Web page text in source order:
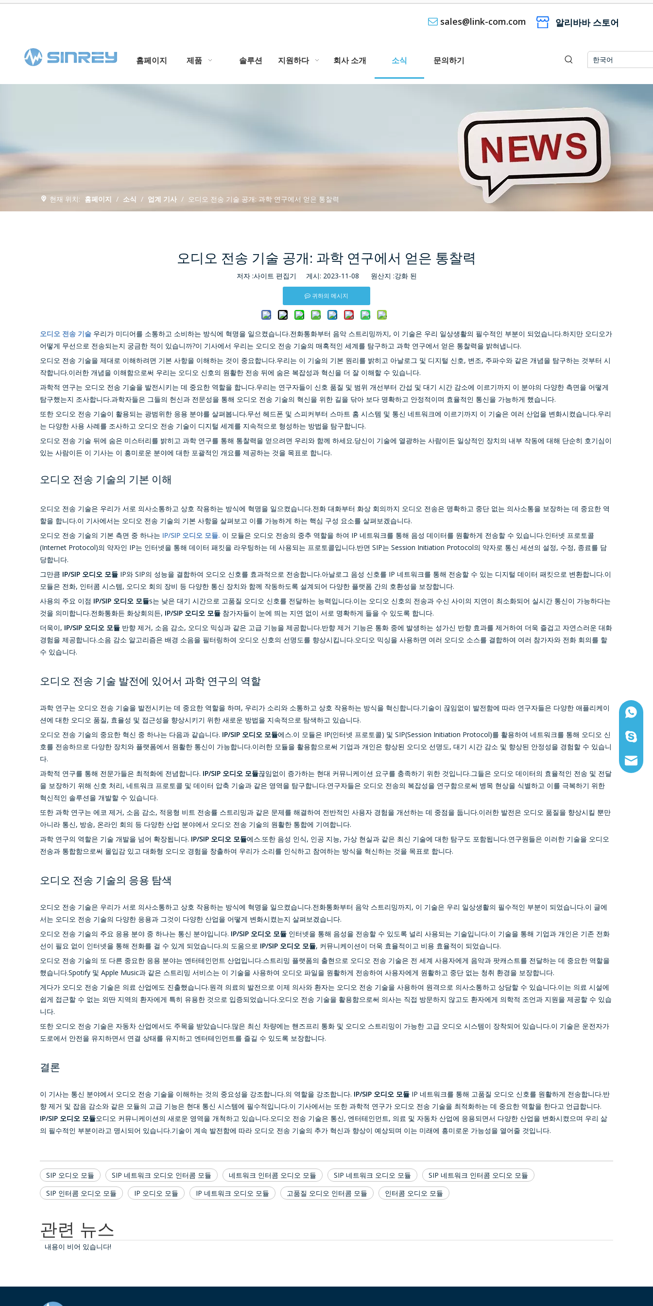
 sales@link-com.com 알리바바 스토어
홈페이지 제품 솔루션 지원하다 회사 소개 소식 문의하기 한국어
현재 위치: 홈페이지 / 소식 / 업계 기사 / 오디오 전송 기술 공개: 과학 연구에서 얻은 통찰력
오디오 전송 기술 공개: 과학 연구에서 얻은 통찰력
저자 :사이트 편집기 게시: 2023-11-08 원산지 :강화 된
귀하의 메시지
오디오 전송 기술 우리가 미디어를 소통하고 소비하는 방식에 혁명을 일으켰습니다.전화통화부터 음악 스트리밍까지, 이 기술은 우리 일상생활의 필수적인 부분이 되었습니다.하지만 오디오가
어떻게 무선으로 전송되는지 궁금한 적이 있습니까?이 기사에서 우리는 오디오 전송 기술의 매혹적인 세계를 탐구하고 과학 연구에서 얻은 통찰력을 밝혀냅니다.
오디오 전송 기술을 제대로 이해하려면 기본 사항을 이해하는 것이 중요합니다.우리는 이 기술의 기본 원리를 밝히고 아날로그 및 디지털 신호, 변조, 주파수와 같은 개념을 탐구하는 것부터 시
작합니다.이러한 개념을 이해함으로써 우리는 오디오 신호의 원활한 전송 뒤에 숨은 복잡성과 혁신을 더 잘 이해할 수 있습니다.
과학적 연구는 오디오 전송 기술을 발전시키는 데 중요한 역할을 합니다.우리는 연구자들이 신호 품질 및 범위 개선부터 간섭 및 대기 시간 감소에 이르기까지 이 분야의 다양한 측면을 어떻게
탐구했는지 조사합니다.과학자들은 그들의 헌신과 전문성을 통해 오디오 전송 기술의 혁신을 위한 길을 닦아 보다 명확하고 안정적이며 효율적인 통신을 가능하게 했습니다.
또한 오디오 전송 기술이 활용되는 광범위한 응용 분야를 살펴봅니다.무선 헤드폰 및 스피커부터 스마트 홈 시스템 및 통신 네트워크에 이르기까지 이 기술은 여러 산업을 변화시켰습니다.우리
는 다양한 사용 사례를 조사하고 오디오 전송 기술이 디지털 세계를 지속적으로 형성하는 방법을 탐구합니다.
오디오 전송 기술 뒤에 숨은 미스터리를 밝히고 과학 연구를 통해 통찰력을 얻으려면 우리와 함께 하세요.당신이 기술에 열광하는 사람이든 일상적인 장치의 내부 작동에 대해 단순히 호기심이
있는 사람이든 이 기사는 이 흥미로운 분야에 대한 포괄적인 개요를 제공하는 것을 목표로 합니다.
오디오 전송 기술의 기본 이해
오디오 전송 기술은 우리가 서로 의사소통하고 상호 작용하는 방식에 혁명을 일으켰습니다.전화 대화부터 화상 ​​회의까지 오디오 전송은 명확하고 중단 없는 의사소통을 보장하는 데 중요한 역
할을 합니다.이 기사에서는 오디오 전송 기술의 기본 사항을 살펴보고 이를 가능하게 하는 핵심 구성 요소를 살펴보겠습니다.
오디오 전송 기술의 기본 측면 중 하나는 IP/SIP 오디오 모듈. 이 모듈은 오디오 전송의 중추 역할을 하여 IP 네트워크를 통해 음성 데이터를 원활하게 전송할 수 있습니다.인터넷 프로토콜
(Internet Protocol)의 약자인 IP는 인터넷을 통해 데이터 패킷을 라우팅하는 데 사용되는 프로토콜입니다.반면 SIP는 Session Initiation Protocol의 약자로 통신 세션의 설정, 수정, 종료를 담
당합니다.
그만큼 IP/SIP 오디오 모듈 IP와 SIP의 성능을 결합하여 오디오 신호를 효과적으로 전송합니다.아날로그 음성 신호를 IP 네트워크를 통해 전송할 수 있는 디지털 데이터 패킷으로 변환합니다.이
모듈은 전화, 인터콤 시스템, 오디오 회의 장비 등 다양한 통신 장치와 함께 작동하도록 설계되어 다양한 플랫폼 간의 호환성을 보장합니다.
사용의 주요 이점 IP/SIP 오디오 모듈s는 낮은 대기 시간으로 고품질 오디오 신호를 전달하는 능력입니다.이는 오디오 신호의 전송과 수신 사이의 지연이 최소화되어 실시간 통신이 가능하다는
것을 의미합니다.전화통화든 화상회의든, IP/SIP 오디오 모듈 참가자들이 눈에 띄는 지연 없이 서로 명확하게 들을 수 있도록 합니다.
더욱이, IP/SIP 오디오 모듈 반향 제거, 소음 감소, 오디오 믹싱과 같은 고급 기능을 제공합니다.반향 제거 기능은 통화 중에 발생하는 성가신 반향 효과를 제거하여 더욱 즐겁고 자연스러운 대화
경험을 제공합니다.소음 감소 알고리즘은 배경 소음을 필터링하여 오디오 신호의 선명도를 향상시킵니다.오디오 믹싱을 사용하면 여러 오디오 소스를 결합하여 여러 참가자와 전화 회의를 할
수 있습니다.
오디오 전송 기술 발전에 있어서 과학 연구의 역할
과학 연구는 오디오 전송 기술을 발전시키는 데 중요한 역할을 하며, 우리가 소리와 소통하고 상호 작용하는 방식을 혁신합니다.기술이 끊임없이 발전함에 따라 연구자들은 다양한 애플리케이
션에 대한 오디오 품질, 효율성 및 접근성을 향상시키기 위한 새로운 방법을 지속적으로 탐색하고 있습니다.
오디오 전송 기술의 중요한 혁신 중 하나는 다음과 같습니다. IP/SIP 오디오 모듈에스.이 모듈은 IP(인터넷 프로토콜) 및 SIP(Session Initiation Protocol)를 활용하여 네트워크를 통해 오디오 신
호를 전송하므로 다양한 장치와 플랫폼에서 원활한 통신이 가능합니다.이러한 모듈을 활용함으로써 기업과 개인은 향상된 오디오 선명도, 대기 시간 감소 및 향상된 안정성을 경험할 수 있습니
다.
과학적 연구를 통해 전문가들은 최적화에 전념합니다. IP/SIP 오디오 모듈끊임없이 증가하는 현대 커뮤니케이션 요구를 충족하기 위한 것입니다.그들은 오디오 데이터의 효율적인 전송 및 전달
을 보장하기 위해 신호 처리, 네트워크 프로토콜 및 데이터 압축 기술과 같은 영역을 탐구합니다.연구자들은 오디오 전송의 복잡성을 연구함으로써 병목 현상을 식별하고 이를 극복하기 위한
혁신적인 솔루션을 개발할 수 있습니다.
또한 과학 연구는 에코 제거, 소음 감소, 적응형 비트 전송률 스트리밍과 같은 문제를 해결하여 전반적인 사용자 경험을 개선하는 데 중점을 둡니다.이러한 발전은 오디오 품질을 향상시킬 뿐만
아니라 통신, 방송, 온라인 회의 등 다양한 산업 분야에서 오디오 전송 기술의 원활한 통합에 기여합니다.
과학 연구의 역할은 기술 개발을 넘어 확장됩니다. IP/SIP 오디오 모듈에스.또한 음성 인식, 인공 지능, 가상 현실과 같은 최신 기술에 대한 탐구도 포함됩니다.연구원들은 이러한 기술을 오디오
전송과 통합함으로써 몰입감 있고 대화형 오디오 경험을 창출하여 우리가 소리를 인식하고 참여하는 방식을 혁신하는 것을 목표로 합니다.
오디오 전송 기술의 응용 탐색
오디오 전송 기술은 우리가 서로 의사소통하고 상호 작용하는 방식에 혁명을 일으켰습니다.전화통화부터 음악 스트리밍까지, 이 기술은 우리 일상생활의 필수적인 부분이 되었습니다.이 글에
서는 오디오 전송 기술의 다양한 응용과 그것이 다양한 산업을 어떻게 변화시켰는지 살펴보겠습니다.
오디오 전송 기술의 주요 응용 분야 중 하나는 통신 분야입니다. IP/SIP 오디오 모듈 인터넷을 통해 음성을 전송할 수 있도록 널리 사용되는 기술입니다.이 기술을 통해 기업과 개인은 기존 전화
선이 필요 없이 인터넷을 통해 전화를 걸 수 있게 되었습니다.의 도움으로 IP/SIP 오디오 모듈, 커뮤니케이션이 더욱 효율적이고 비용 효율적이 되었습니다.
오디오 전송 기술의 또 다른 중요한 응용 분야는 엔터테인먼트 산업입니다.스트리밍 플랫폼의 출현으로 오디오 전송 기술은 전 세계 사용자에게 음악과 팟캐스트를 전달하는 데 중요한 역할을
했습니다.Spotify 및 Apple Music과 같은 스트리밍 서비스는 이 기술을 사용하여 오디오 파일을 원활하게 전송하여 사용자에게 원활하고 중단 없는 청취 환경을 보장합니다.
게다가 오디오 전송 기술은 의료 산업에도 진출했습니다.원격 의료의 발전으로 이제 의사와 환자는 오디오 전송 기술을 사용하여 원격으로 의사소통하고 상담할 수 있습니다.이는 의료 시설에
쉽게 접근할 수 없는 외딴 지역의 환자에게 특히 유용한 것으로 입증되었습니다.오디오 전송 기술을 활용함으로써 의사는 직접 방문하지 않고도 환자에게 의학적 조언과 지원을 제공할 수 있습
니다.
또한 오디오 전송 기술은 자동차 산업에서도 주목을 받았습니다.많은 최신 차량에는 핸즈프리 통화 및 오디오 스트리밍이 가능한 고급 오디오 시스템이 장착되어 있습니다.이 기술은 운전자가
도로에서 안전을 유지하면서 연결 상태를 유지하고 엔터테인먼트를 즐길 수 있도록 보장합니다.
결론
이 기사는 통신 분야에서 오디오 전송 기술을 이해하는 것의 중요성을 강조합니다.의 역할을 강조합니다. IP/SIP 오디오 모듈 IP 네트워크를 통해 고품질 오디오 신호를 원활하게 전송합니다.반
향 제거 및 잡음 감소와 같은 모듈의 고급 기능은 현대 통신 시스템에 필수적입니다.이 기사에서는 또한 과학적 연구가 오디오 전송 기술을 최적화하는 데 중요한 역할을 한다고 언급합니다.
IP/SIP 오디오 모듈오디오 커뮤니케이션의 새로운 영역을 개척하고 있습니다.오디오 전송 기술은 통신, 엔터테인먼트, 의료 및 자동차 산업에 응용되면서 다양한 산업을 변화시켰으며 우리 삶
의 필수적인 부분이라고 명시되어 있습니다.기술이 계속 발전함에 따라 오디오 전송 기술의 추가 혁신과 향상이 예상되며 이는 미래에 흥미로운 가능성을 열어줄 것입니다.
SIP 오디오 모듈 SIP 네트워크 오디오 인터콤 모듈 네트워크 인터콤 오디오 모듈 SIP 네트워크 오디오 모듈
SIP 네트워크 인터콤 오디오 모듈
SIP 인터콤 오디오 모듈
IP 오디오 모듈 IP 네트워크 오디오 모듈 고품질 오디오 인터콤 모듈 인터콤 오디오 모듈
관련 뉴스
내용이 비어 있습니다!
스카이
이메일